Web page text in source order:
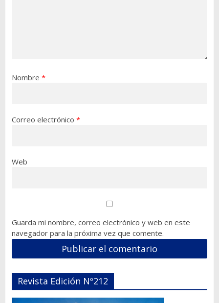
Nombre *
Correo electrónico *
Web
Guarda mi nombre, correo electrónico y web en este
navegador para la próxima vez que comente.
Revista Edición Nº212